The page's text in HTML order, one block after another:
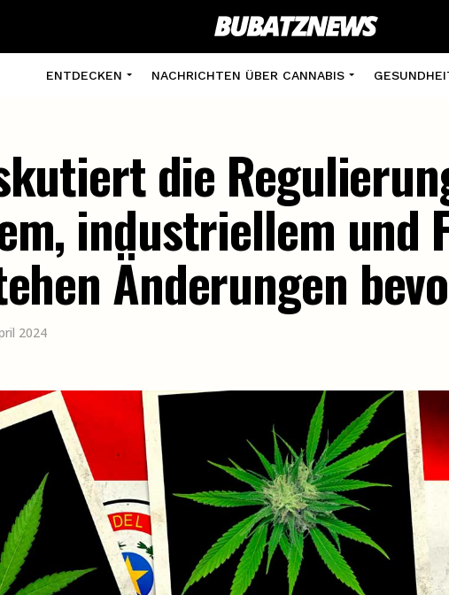
ENTDECKEN NACHRICHTEN ÜBER CANNABIS
die
industriellem und
Änderungen
2024